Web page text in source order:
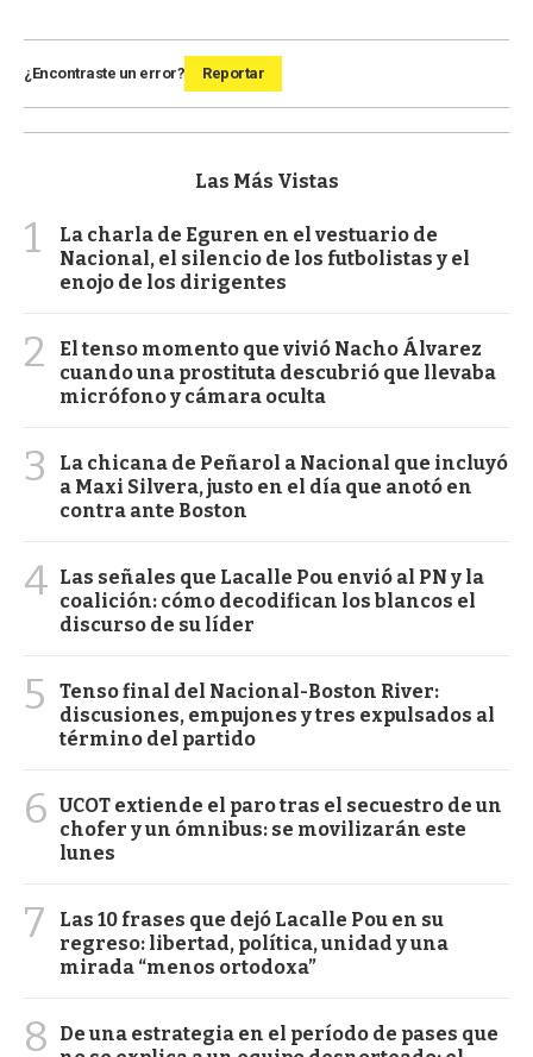
¿Encontraste un error? Reportar
Las Más Vistas
1
La charla de Eguren en el vestuario de
Nacional, el silencio de los futbolistas y el
enojo de los dirigentes
2
El tenso momento que vivió Nacho Álvarez
cuando una prostituta descubrió que llevaba
micrófono y cámara oculta
3
La chicana de Peñarol a Nacional que incluyó
a Maxi Silvera, justo en el día que anotó en
contra ante Boston
4 Las señales que Lacalle Pou envió al PN y la
coalición: cómo decodifican los blancos el
discurso de su líder
5
Tenso final del Nacional-Boston River:
discusiones, empujones y tres expulsados al
término del partido
6 UCOT extiende el paro tras el secuestro de un
chofer y un ómnibus: se movilizarán este
lunes
7
Las 10 frases que dejó Lacalle Pou en su
regreso: libertad, política, unidad y una
mirada “menos ortodoxa”
8
De una estrategia en el período de pases que